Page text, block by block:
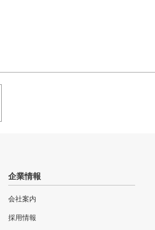
企業情報
会社案内
採用情報